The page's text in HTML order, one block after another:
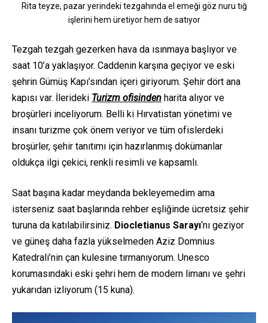
Rita teyze, pazar yerindeki tezgahında el emeği göz nuru tığ
işlerini hem üretiyor hem de satıyor
Tezgah tezgah gezerken hava da ısınmaya başlıyor ve
saat 10’a yaklaşıyor. Caddenin karşına geçiyor ve eski
şehrin Gümüş Kapı’sından içeri giriyorum. Şehir dört ana
kapısı var. İlerideki Turizm ofisinden harita alıyor ve
broşürleri inceliyorum. Belli ki Hırvatistan yönetimi ve
insanı turizme çok önem veriyor ve tüm ofislerdeki
broşürler, şehir tanıtımı için hazırlanmış dokümanlar
oldukça ilgi çekici, renkli resimli ve kapsamlı.
Saat başına kadar meydanda bekleyemedim ama
isterseniz saat başlarında rehber eşliğinde ücretsiz şehir
turuna da katılabilirsiniz. Diocletianus Sarayı‘nı geziyor
ve güneş daha fazla yükselmeden Aziz Domnius
Katedrali’nin çan kulesine tırmanıyorum. Unesco
korumasındaki eski şehri hem de modern limanı ve şehri
yukarıdan izliyorum (15 kuna).